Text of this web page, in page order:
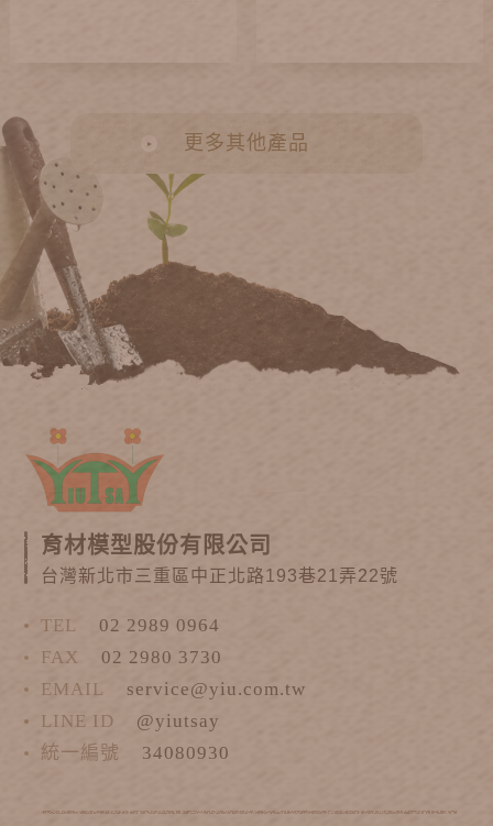
更多其他產品
育材模型股份有限公司
台灣新北市三重區中正北路193巷21弄22號
TEL
02 2989 0964
FAX
02 2980 3730
EMAIL
service@yiu.com.tw
LINE ID
@yiutsay
統一編號
34080930